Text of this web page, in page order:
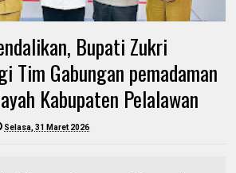
Bupati Zukri
Tim Gabungan pemadaman
Kabupaten Pelalawan
Selasa, 31 Maret 2026